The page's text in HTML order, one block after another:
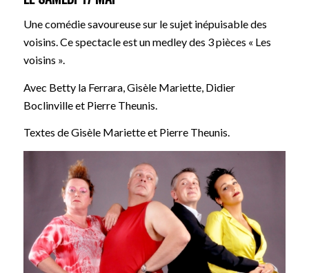
Une comédie savoureuse sur le sujet inépuisable des
voisins. Ce spectacle est un medley des 3 pièces « Les
voisins ».
Avec Betty la Ferrara, Gisèle Mariette, Didier
Boclinville et Pierre Theunis.
Textes de Gisèle Mariette et Pierre Theunis.